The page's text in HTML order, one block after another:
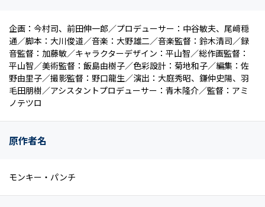
企画：今村司、前田伸一郎／プロデューサー：中谷敏夫、尾﨑穏
通／脚本：大川俊道／音楽：大野雄二／音楽監督：鈴木清司／録
音監督：加藤敏／キャラクターデザイン：平山智／総作画監督：
平山智／美術監督：飯島由樹子／色彩設計：菊地和子／編集：佐
野由里子／撮影監督：野口龍生／演出：大庭秀昭、鎌仲史陽、羽
毛田朋樹／アシスタントプロデューサー：青木隆介／監督：アミ
ノテツロ
原作者名
モンキー・パンチ